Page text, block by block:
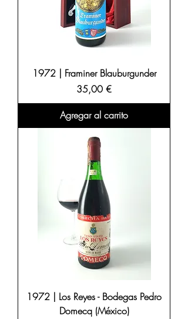
1972 | Framiner Blauburgunder
Precio
35,00 €
Agregar al carrito
1972 | Los Reyes - Bodegas Pedro
Domecq (México)